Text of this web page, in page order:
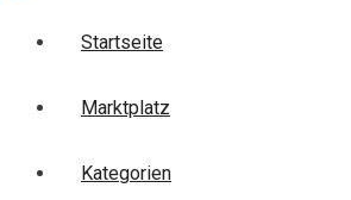
Startseite
Marktplatz
Kategorien